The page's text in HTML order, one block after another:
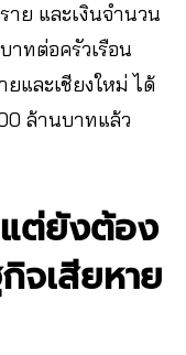
ย และเงินจำนวน
าทต่อครัวเรือน
และเชียงใหม่ ได้
ล้านบาทแล้ว
ต่ยังต้อง
จเสียหาย